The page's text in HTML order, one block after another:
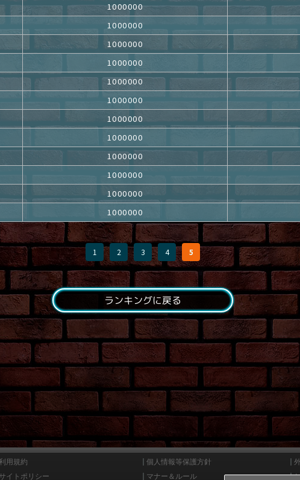
1000000
1000000
1000000
1000000
1000000
1000000
1000000
1000000
1000000
1000000
1000000
1000000
1 2 3 4 5
ランキングに戻る
用規約 個人情報等保護方針
イトポリシー マナー＆ルール